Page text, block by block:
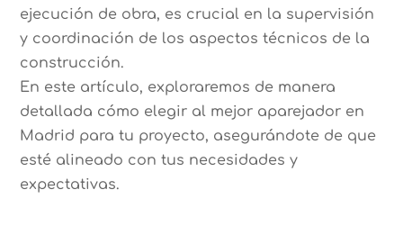
ejecución de obra, es crucial en la supervisión
y coordinación de los aspectos técnicos de la
construcción.
En este artículo, exploraremos de manera
detallada cómo elegir al mejor aparejador en
Madrid para tu proyecto, asegurándote de que
esté alineado con tus necesidades y
expectativas.